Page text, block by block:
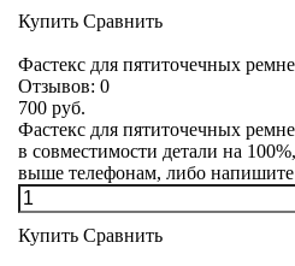
Купить Сравнить
Фастекс для пятиточечных
Отзывов: 0
700 руб.
Фастекс для пятиточечных
в совместимости детали на
выше телефонам, либо напишите
Купить Сравнить